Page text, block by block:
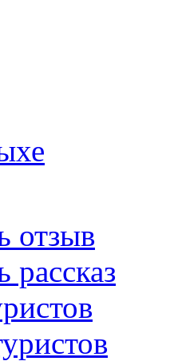
отзыв
рассказ